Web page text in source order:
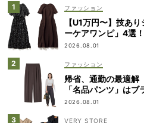
ファッション
【U1万円〜】技あ
ーケアワンピ」4選！
2026.08.01
ファッション
帰省、通勤の最適解
「名品パンツ」はブ
2026.08.01
VERY STORE